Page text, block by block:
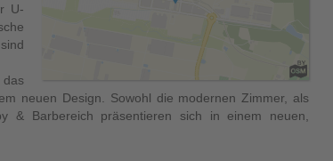
U-
neuen Design. Sowohl die modernen Zimmer, als
& Barbereich präsentieren sich in einem neuen,